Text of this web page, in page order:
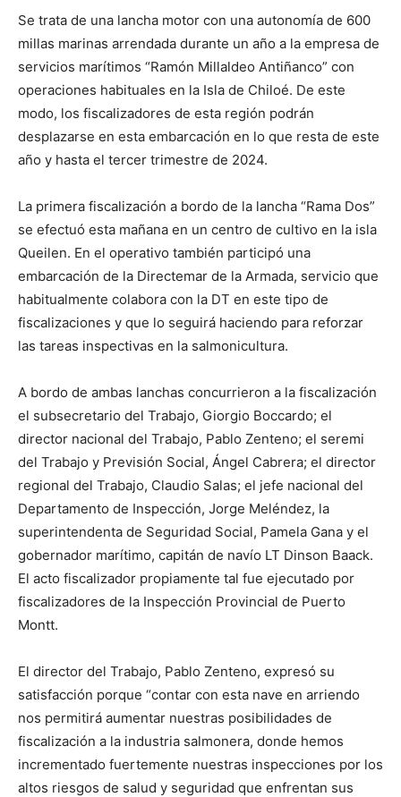
Se trata de una lancha motor con una autonomía de 600
millas marinas arrendada durante un año a la empresa de
servicios marítimos “Ramón Millaldeo Antiñanco” con
operaciones habituales en la Isla de Chiloé. De este
modo, los fiscalizadores de esta región podrán
desplazarse en esta embarcación en lo que resta de este
año y hasta el tercer trimestre de 2024.
La primera fiscalización a bordo de la lancha “Rama Dos”
se efectuó esta mañana en un centro de cultivo en la isla
Queilen. En el operativo también participó una
embarcación de la Directemar de la Armada, servicio que
habitualmente colabora con la DT en este tipo de
fiscalizaciones y que lo seguirá haciendo para reforzar
las tareas inspectivas en la salmonicultura.
A bordo de ambas lanchas concurrieron a la fiscalización
el subsecretario del Trabajo, Giorgio Boccardo; el
director nacional del Trabajo, Pablo Zenteno; el seremi
del Trabajo y Previsión Social, Ángel Cabrera; el director
regional del Trabajo, Claudio Salas; el jefe nacional del
Departamento de Inspección, Jorge Meléndez, la
superintendenta de Seguridad Social, Pamela Gana y el
gobernador marítimo, capitán de navío LT Dinson Baack.
El acto fiscalizador propiamente tal fue ejecutado por
fiscalizadores de la Inspección Provincial de Puerto
Montt.
El director del Trabajo, Pablo Zenteno, expresó su
satisfacción porque “contar con esta nave en arriendo
nos permitirá aumentar nuestras posibilidades de
fiscalización a la industria salmonera, donde hemos
incrementado fuertemente nuestras inspecciones por los
altos riesgos de salud y seguridad que enfrentan sus